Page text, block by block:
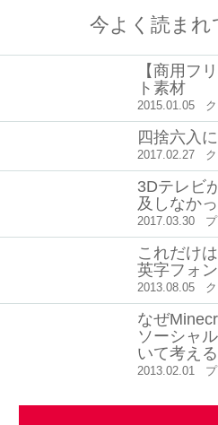
今よく読まれ
【商用フ
ト素材
2015.01.05
四捨六入
2017.02.27
3Dテレビ
及しなか
2017.03.30
これだけ
英字フォ
2013.08.05
なぜ
ソーシャ
いて考える
2013.02.01